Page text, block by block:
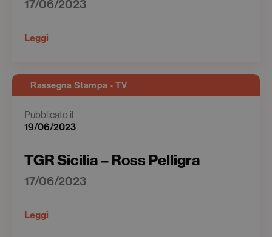
17/06/2023
Leggi
Rassegna Stampa - TV
Pubblicato il
19/06/2023
TGR Sicilia – Ross Pelligra
17/06/2023
Leggi